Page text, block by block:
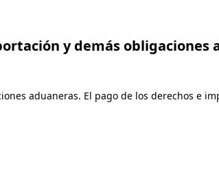
y demás obligaciones
aduaneras. El pago de los derechos e